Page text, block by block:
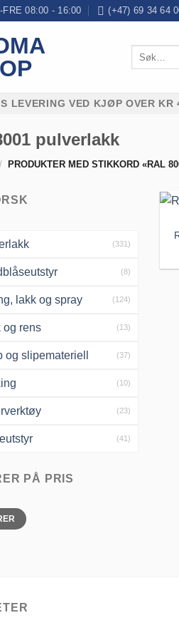
FRE 08:00 - 16:00 (+47) 69 34 64
LEVERING VED KJØP OVER KR
pulverlakk
/ PRODUKTER MED STIKKORD «RAL
(331)
(8)
lakk og spray (124)
og rens (13)
og slipemateriell (37)
(10)
(23)
(41)
PÅ PRIS